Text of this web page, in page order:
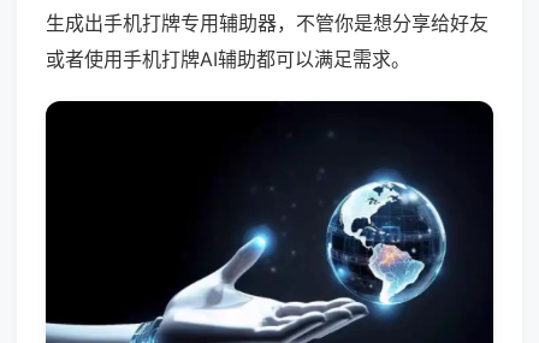
生成出手机打牌专用辅助器，不管你是想分享给好友
或者使用手机打牌AI辅助都可以满足需求。